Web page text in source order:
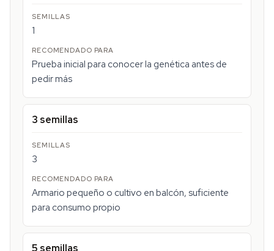
1
Prueba inicial para conocer la genética antes de
pedir más
3 semillas
3
Armario pequeño o cultivo en balcón, suficiente
para consumo propio
5 semillas